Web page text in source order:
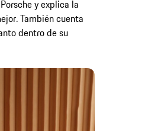
y explica la
También cuenta
dentro de su